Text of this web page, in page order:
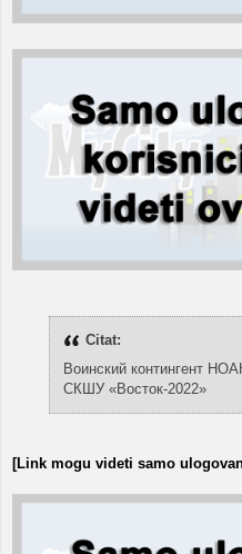
Citat:
Воинский контингент
СКШУ «Восток-2022»
[Link mogu videti samo